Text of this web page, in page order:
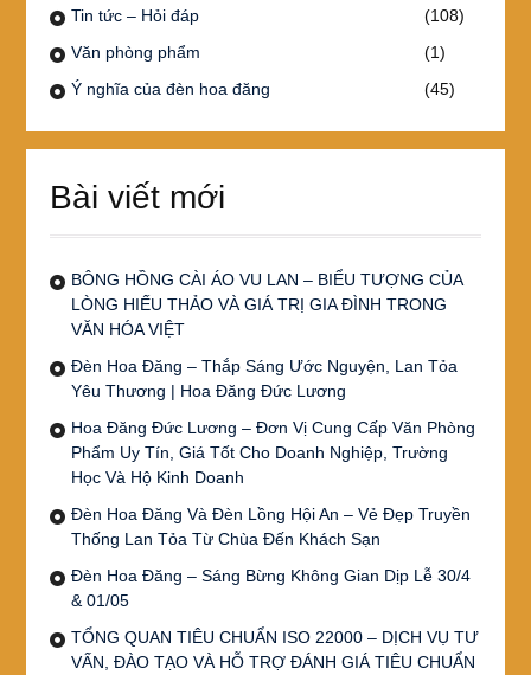
Tin tức – Hỏi đáp
(108)
Văn phòng phẩm
(1)
Ý nghĩa của đèn hoa đăng
(45)
Bài viết mới
BÔNG HỒNG CÀI ÁO VU LAN – BIỂU TƯỢNG CỦA
LÒNG HIẾU THẢO VÀ GIÁ TRỊ GIA ĐÌNH TRONG
VĂN HÓA VIỆT
Đèn Hoa Đăng – Thắp Sáng Ước Nguyện, Lan Tỏa
Yêu Thương | Hoa Đăng Đức Lương
Hoa Đăng Đức Lương – Đơn Vị Cung Cấp Văn Phòng
Phẩm Uy Tín, Giá Tốt Cho Doanh Nghiệp, Trường
Học Và Hộ Kinh Doanh
Đèn Hoa Đăng Và Đèn Lồng Hội An – Vẻ Đẹp Truyền
Thống Lan Tỏa Từ Chùa Đến Khách Sạn
Đèn Hoa Đăng – Sáng Bừng Không Gian Dịp Lễ 30/4
& 01/05
TỔNG QUAN TIÊU CHUẨN ISO 22000 – DỊCH VỤ TƯ
VẤN, ĐÀO TẠO VÀ HỖ TRỢ ĐÁNH GIÁ TIÊU CHUẨN